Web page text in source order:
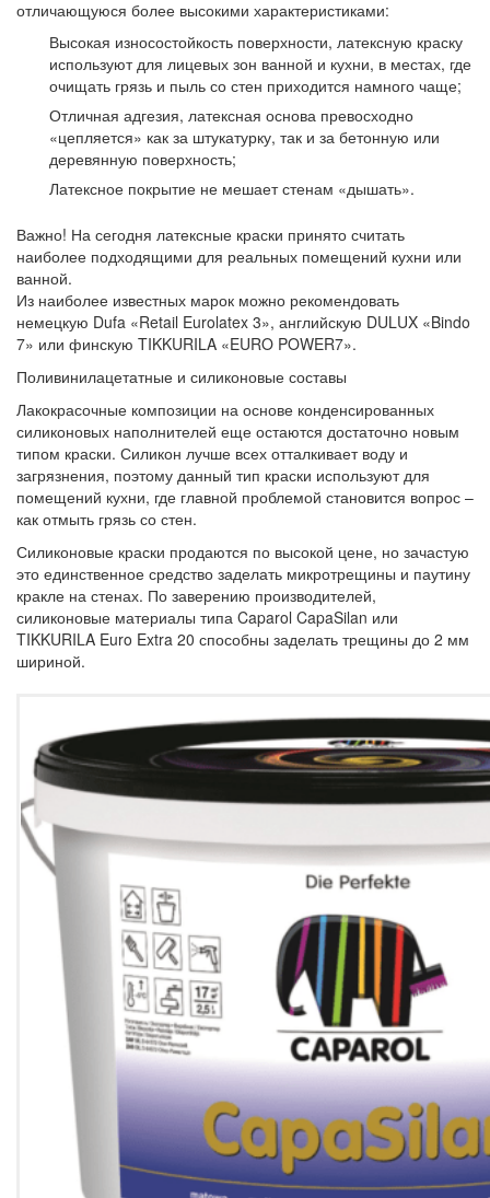
отличающуюся более высокими характеристиками:
Высокая износостойкость поверхности, латексную краску
используют для лицевых зон ванной и кухни, в местах, где
очищать грязь и пыль со стен приходится намного чаще;
Отличная адгезия, латексная основа превосходно
«цепляется» как за штукатурку, так и за бетонную или
деревянную поверхность;
Латексное покрытие не мешает стенам «дышать».
Важно! На сегодня латексные краски принято считать
наиболее подходящими для реальных помещений кухни или
ванной.
Из наиболее известных марок можно рекомендовать
немецкую Dufa «Retail Eurolatex 3», английскую DULUX «Bindo
7» или финскую TIKKURILA «EURO POWER7».
Поливинилацетатные и силиконовые составы
Лакокрасочные композиции на основе конденсированных
силиконовых наполнителей еще остаются достаточно новым
типом краски. Силикон лучше всех отталкивает воду и
загрязнения, поэтому данный тип краски используют для
помещений кухни, где главной проблемой становится вопрос –
как отмыть грязь со стен.
Силиконовые краски продаются по высокой цене, но зачастую
это единственное средство заделать микротрещины и паутину
кракле на стенах. По заверению производителей,
силиконовые материалы типа Caparol CapaSilan или
TIKKURILA Euro Extra 20 способны заделать трещины до 2 мм
шириной.